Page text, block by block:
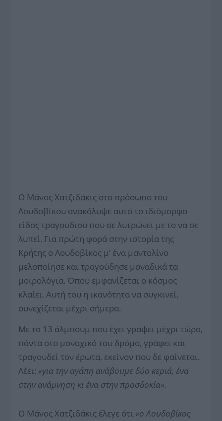
Ο Μάνος Χατζιδάκις στο πρόσωπο του
Λουδοβίκου ανακάλυψε αυτό το ιδιόμορφο
είδος τραγουδιού που σε λυτρώνει με το να σε
λυπεί. Για πρώτη φορά στην ιστορία της
Κρήτης ο Λουδοβίκος μ’ ένα μαντολίνο
μελοποίησε και τραγούδησε μοναδικά τα
μοιρολόγια. Όπου εμφανίζεται ο κόσμος
κλαίει. Αυτή του η ικανότητα να συγκινεί,
συνεχίζεται μέχρι σήμερα.
Με τα 13 άλμπουμ που έχει γράψει μέχρι τώρα,
πάντα στο μοναχικό του δρόμο, γράφει και
τραγουδεί τον έρωτα, εκείνον που δε φαίνεται.
Λέει: «για την αγάπη ανάβουμε δύο κεριά, ένα
στην ανάμνηση κι ένα στην προσδοκία».
Ο Μάνος Χατζιδάκις έλεγε ότι «ο Λουδοβίκος